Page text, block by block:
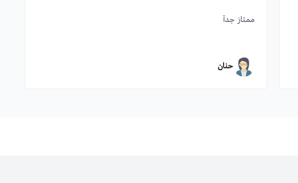
ممتاز جدآ
حنان